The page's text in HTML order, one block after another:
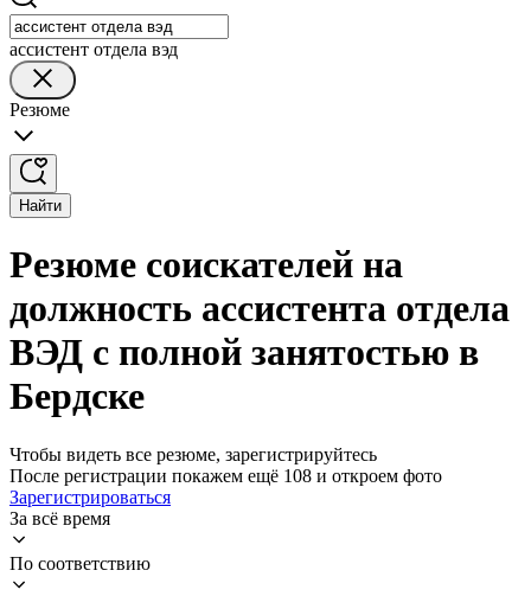
ассистент отдела вэд
Резюме
Найти
Резюме соискателей на
должность ассистента отдела
ВЭД с полной занятостью в
Бердске
Чтобы видеть все резюме, зарегистрируйтесь
После регистрации покажем ещё 108 и откроем фото
Зарегистрироваться
За всё время
По соответствию